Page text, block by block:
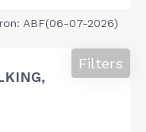
ABF(06-07-2026)
Filters